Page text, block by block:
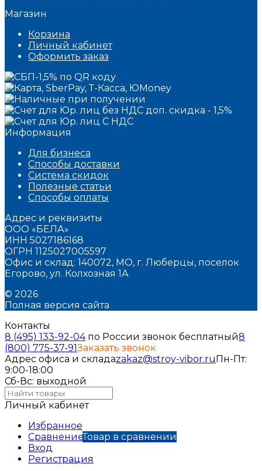
Магазин
Корзина
Личный кабинет
Оформить заказ
Информация
Для бизнеса
Способы доставки
Система скидок
Полезные статьи
Способы оплаты
Адрес и реквизиты
ООО «БЕЛА»
ИНН 5027186168
ОГРН 1125027005597
Офис и склад: 140072, МО, г. Люберцы, поселок
Егорово, ул. Колхозная 1А
© 2026
Полная версия сайта
Контакты
8 (495) 133-92-04по России звонок бесплатный8
(800) 775-37-91Заказать звонок
Адрес офиса и складаzakaz@stroy-vibor.ruПн-Пт:
9:00-18:00
Сб-Вс: выходной
Личный кабинет
Избранное
СравнениеТовар в сравнении
Вход
Регистрация